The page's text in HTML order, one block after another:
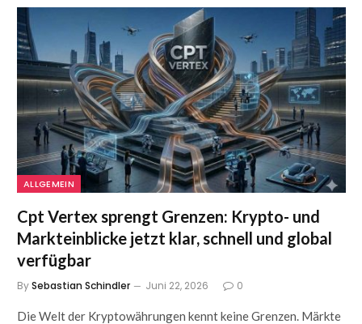
ALLGEMEIN
Cpt Vertex sprengt Grenzen: Krypto- und
Markteinblicke jetzt klar, schnell und global
verfügbar
BySebastian Schindler Juni 22, 2026 0
Die Welt der Kryptowährungen kennt keine Grenzen. Märkte